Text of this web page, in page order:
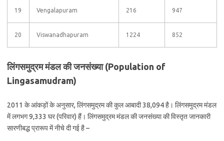
19 Vengalapuram 216 947
20 Viswanadhapuram 1224 852
लिंगसमुद्रम मंडल की जनसंख्या (Population of
Lingasamudram)
2011 के आंकड़ों के अनुसार, लिंगसमुद्रम की कुल आबादी 38,094 है। लिंगसमुद्रम मंडल
में लगभग 9,333 घर (परिवार) हैं। लिंगसमुद्रम मंडल की जनसंख्या की विस्तृत जानकारी
सारणीबद्ध प्रारूप में नीचे दी गई है –